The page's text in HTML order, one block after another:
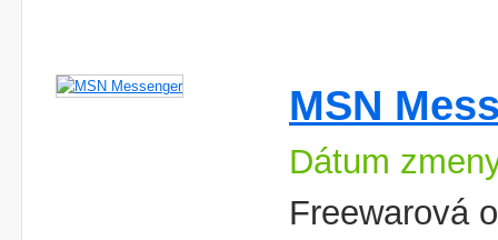
MSN
Dátum
Freewarová